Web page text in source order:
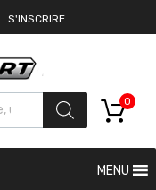
S'INSCRIRE
0
MENU